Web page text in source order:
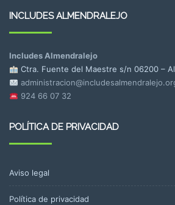
INCLUDES ALMENDRALEJO
Includes Almendralejo
Ctra. Fuente del Maestre s/n 06200 –
924 66 07 32
POLÍTICA DE PRIVACIDAD
Aviso legal
Política de privacidad